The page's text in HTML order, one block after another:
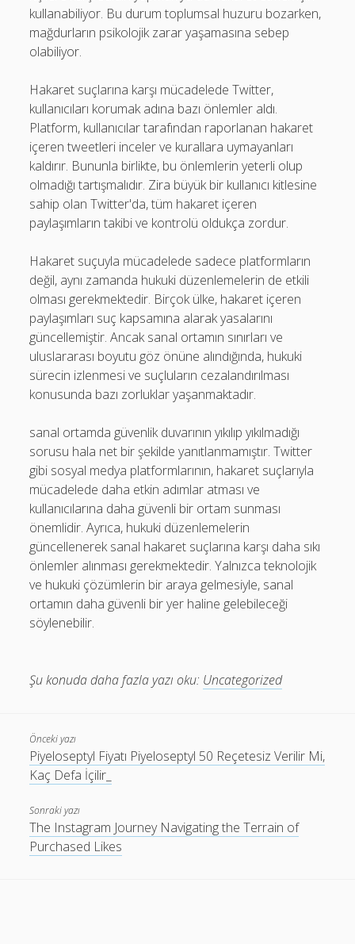
kullanabiliyor. Bu durum toplumsal huzuru bozarken,
mağdurların psikolojik zarar yaşamasına sebep
olabiliyor.
Hakaret suçlarına karşı mücadelede Twitter,
kullanıcıları korumak adına bazı önlemler aldı.
Platform, kullanıcılar tarafından raporlanan hakaret
içeren tweetleri inceler ve kurallara uymayanları
kaldırır. Bununla birlikte, bu önlemlerin yeterli olup
olmadığı tartışmalıdır. Zira büyük bir kullanıcı kitlesine
sahip olan Twitter'da, tüm hakaret içeren
paylaşımların takibi ve kontrolü oldukça zordur.
Hakaret suçuyla mücadelede sadece platformların
değil, aynı zamanda hukuki düzenlemelerin de etkili
olması gerekmektedir. Birçok ülke, hakaret içeren
paylaşımları suç kapsamına alarak yasalarını
güncellemiştir. Ancak sanal ortamın sınırları ve
uluslararası boyutu göz önüne alındığında, hukuki
sürecin izlenmesi ve suçluların cezalandırılması
konusunda bazı zorluklar yaşanmaktadır.
sanal ortamda güvenlik duvarının yıkılıp yıkılmadığı
sorusu hala net bir şekilde yanıtlanmamıştır. Twitter
gibi sosyal medya platformlarının, hakaret suçlarıyla
mücadelede daha etkin adımlar atması ve
kullanıcılarına daha güvenli bir ortam sunması
önemlidir. Ayrıca, hukuki düzenlemelerin
güncellenerek sanal hakaret suçlarına karşı daha sıkı
önlemler alınması gerekmektedir. Yalnızca teknolojik
ve hukuki çözümlerin bir araya gelmesiyle, sanal
ortamın daha güvenli bir yer haline gelebileceği
söylenebilir.
Şu konuda daha fazla yazı oku: Uncategorized
Önceki yazı
Piyeloseptyl Fiyatı Piyeloseptyl 50 Reçetesiz Verilir Mi,
Kaç Defa İçilir_
Sonraki yazı
The Instagram Journey Navigating the Terrain of
Purchased Likes